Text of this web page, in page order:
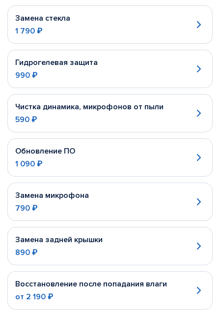
Замена стекла
1 790 ₽
Гидрогелевая защита
990 ₽
Чистка динамика, микрофонов от пыли
590 ₽
Обновление ПО
1 090 ₽
Замена микрофона
790 ₽
Замена задней крышки
890 ₽
Восстановление после попадания влаги
от 2 190 ₽